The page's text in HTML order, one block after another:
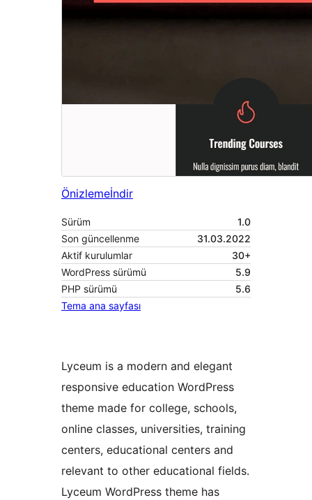
Önizlemeİndir
Sürüm
1.0
Son güncellenme
31.03.2022
Aktif kurulumlar
30+
WordPress sürümü
5.9
PHP sürümü
5.6
Tema ana sayfası
Lyceum is a modern and elegant
responsive education WordPress
theme made for college, schools,
online classes, universities, training
centers, educational centers and
relevant to other educational fields.
Lyceum WordPress theme has